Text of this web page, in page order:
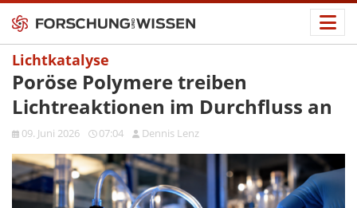
Lichtkatalyse
Poröse Polymere treiben
Lichtreaktionen im Durchfluss an
09. Juni 2026 07:04 Dennis Lenz